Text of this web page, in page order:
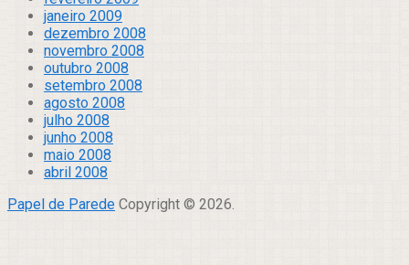
janeiro 2009
dezembro 2008
novembro 2008
outubro 2008
setembro 2008
agosto 2008
julho 2008
junho 2008
maio 2008
abril 2008
Papel de Parede Copyright © 2026.